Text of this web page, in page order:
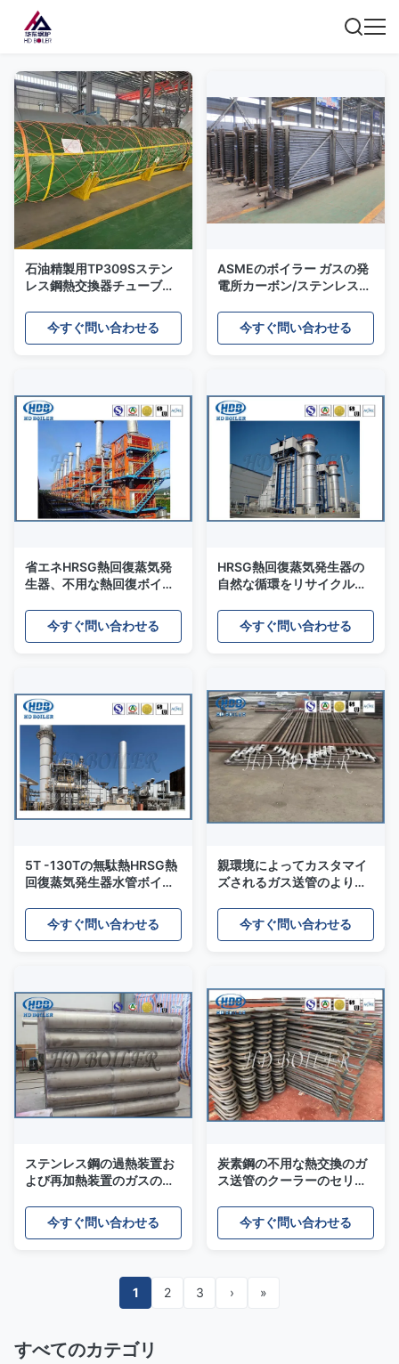
石油精製用TP309Sステン
レス鋼熱交換器チューブバ
今すぐ問い合わせる
ASMEのボイラー ガスの発
電所カーボン/ステンレス鋼
器
今すぐ問い合わせる
省エネHRSG熱回復蒸気発
生器、不用な熱回復ボイラ
今すぐ問い合わせる
HRSG熱回復蒸気発生器の
自然な循環をリサイクルす
今すぐ問い合わせる
5T -130Tの無駄熱HRSG熱
回復蒸気発生器水管ボイラ
今すぐ問い合わせる
親環境によってカスタマイ
ズされるガス送管のより涼
ISO9001 UL
今すぐ問い合わせる
ステンレス鋼の過熱装置お
よび再加熱装置のガスの企
換器
今すぐ問い合わせる
炭素鋼の不用な熱交換のガ
ス送管のクーラーのセリウ
今すぐ問い合わせる
1 2 3 › »
すべてのカテゴリ